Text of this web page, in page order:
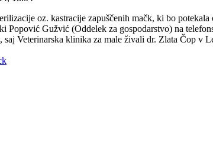
oz. kastracije zapuščenih mačk, ki bo
Popović Gužvić (Oddelek za gospodarstvo) na
saj Veterinarska klinika za male živali dr. Zlata Čop